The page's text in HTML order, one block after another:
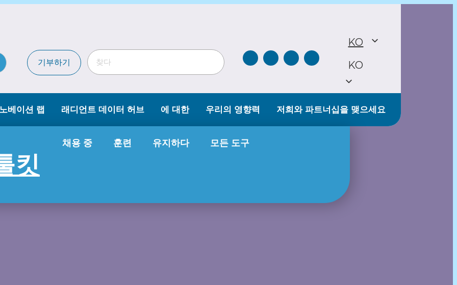
기부하기
KO
KO
베이션 랩 래디언트 데이터 허브 에 대한 우리의 영향력 저희와 파트너십을 맺으세요
킷
채용 중 훈련 유지하다 모든 도구